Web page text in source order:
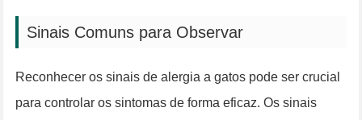
Sinais Comuns para Observar
Reconhecer os sinais de alergia a gatos pode ser crucial
para controlar os sintomas de forma eficaz. Os sinais